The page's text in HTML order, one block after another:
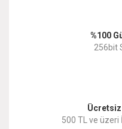
%100
256bit
500 TL ve